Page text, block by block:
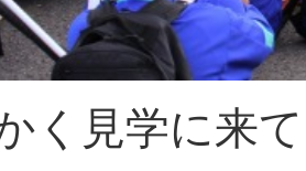
く見学に来